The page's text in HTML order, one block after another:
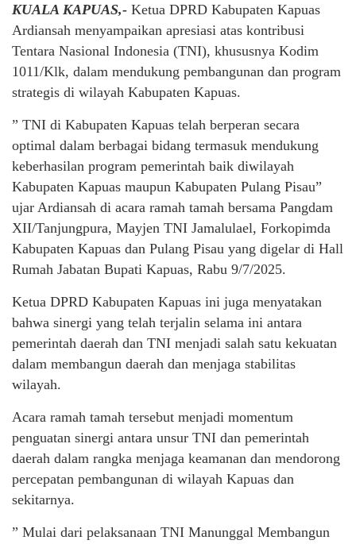
KUALA KAPUAS,- Ketua DPRD Kabupaten Kapuas
Ardiansah menyampaikan apresiasi atas kontribusi
Tentara Nasional Indonesia (TNI), khususnya Kodim
1011/Klk, dalam mendukung pembangunan dan program
strategis di wilayah Kabupaten Kapuas.
” TNI di Kabupaten Kapuas telah berperan secara
optimal dalam berbagai bidang termasuk mendukung
keberhasilan program pemerintah baik diwilayah
Kabupaten Kapuas maupun Kabupaten Pulang Pisau”
ujar Ardiansah di acara ramah tamah bersama Pangdam
XII/Tanjungpura, Mayjen TNI Jamalulael, Forkopimda
Kabupaten Kapuas dan Pulang Pisau yang digelar di Hall
Rumah Jabatan Bupati Kapuas, Rabu 9/7/2025.
Ketua DPRD Kabupaten Kapuas ini juga menyatakan
bahwa sinergi yang telah terjalin selama ini antara
pemerintah daerah dan TNI menjadi salah satu kekuatan
dalam membangun daerah dan menjaga stabilitas
wilayah.
Acara ramah tamah tersebut menjadi momentum
penguatan sinergi antara unsur TNI dan pemerintah
daerah dalam rangka menjaga keamanan dan mendorong
percepatan pembangunan di wilayah Kapuas dan
sekitarnya.
” Mulai dari pelaksanaan TNI Manunggal Membangun